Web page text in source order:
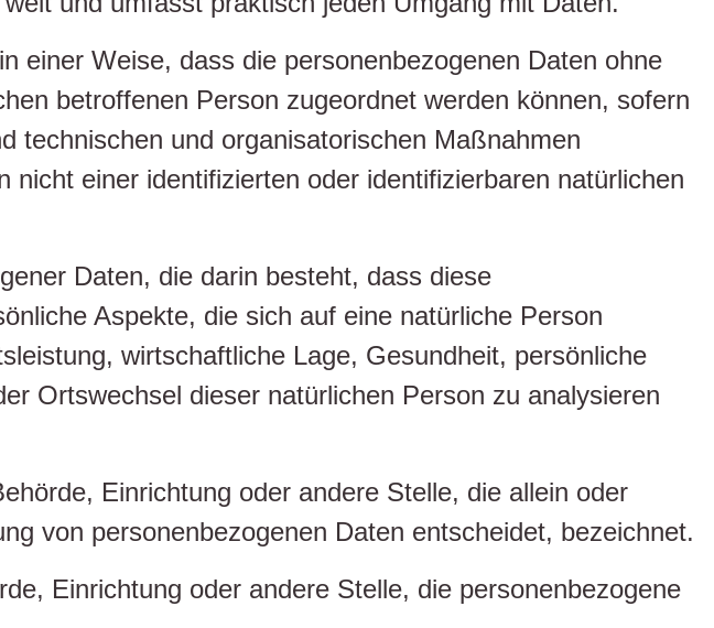
einer Weise, dass die personenbezogenen Daten ohne
betroffenen Person zugeordnet werden können, sofern
technischen und organisatorischen Maßnahmen
einer identifizierten oder identifizierbaren natürlichen
Daten, die darin besteht, dass diese
Aspekte, die sich auf eine natürliche Person
wirtschaftliche Lage, Gesundheit, persönliche
Ortswechsel dieser natürlichen Person zu analysieren
Einrichtung oder andere Stelle, die allein oder
von personenbezogenen Daten entscheidet, bezeichnet.
Einrichtung oder andere Stelle, die personenbezogene